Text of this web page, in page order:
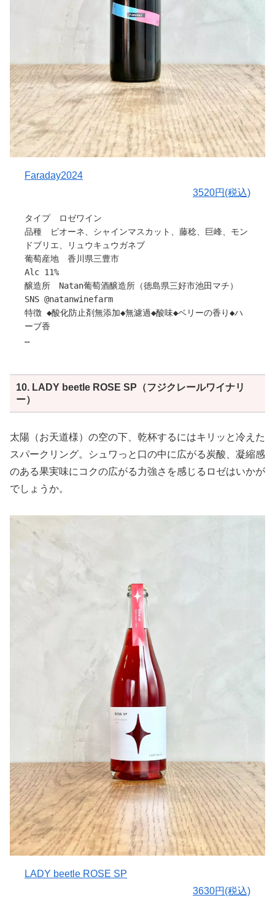
皆さまの良き日にCheers！
収穫後に除梗しダイレクトプレス、古樽でバレルファーメ
ントを実施。発酵終了後、約2ヶ月間樽熟成を行いまし
た。
Delaware
完熟前のピンクがかったデラウェアをダイレクトプレス。
解放槽で発酵後、そのまま2ヶ月半熟成。
北醇
除梗後、解放槽で10日間の自然発酵を経てプレス。その
これら3つの要素をアッサンブラージュし、ボトリングし
〇味わいについて
フレッシュなラズベリーやストロベリー、柑橘系シトラス
の爽やかな香りに、ほのかな花の余韻が広がります。シャ
ルドネの特性を活かした、淡いパールピンクの華やかな色
合いが印象的です。
スッキリとしたフルーティーな酸味と、繊細でクリーミー
な泡立ちが絶妙に調和し、黄金色にも見える淡いピンクの
可愛らしい色味が楽しさを演出します。
引用：千夢ワイナリー
Faraday2024
3520円(税込)
タイプ ロゼワイン
品種 ピオーネ、シャインマスカット、藤稔、巨峰、モン
ドブリエ、リュウキュウガネブ
葡萄産地 香川県三豊市
Alc 11%
醸造所 Natan葡萄酒醸造所（徳島県三好市池田マチ）
SNS @natanwinefarm
特徴 ◆酸化防止剤無添加◆無濾過◆酸味◆ベリーの香り◆ハ
ーブ香
心が惹きつけられます。
時間が経つにつれて、フレッシュハーブを思わせる落ち着
味わいは軽やかでありながら、温度が上がり空気に触れる
ことで、じわじわと深みと旨味が現れます。伸びやかな酸
味と心地よい苦味が、味わいに奥行きを与えています。
特に、二日目、三日目と日が経つにつれて、味わいが一体
となり、旨味がより豊かに広がり、芯の通った酸味が心地
季節に合わせて、様々な温度帯でゆったりと楽しみたい、
香川県三豊市の契約農家「白いの実ファーム」さんとのコ
瀬戸内海にほど近く広々とした地形は小高い山に囲まれ、
周辺地域が雨でもこの地域は晴れるほど日照に恵まれてま
2024はその影響がひどく、日焼けや水分不足に見舞われま
したがその分厚みと落ち着きを得ながら、優しさと沁みこ
む滋味をそのままに登場です。
〇ワインイメージ
ふんわり香る綿あめ すももの甘露煮
入り口は優しいまま 果実はたっぷりと
複雑にじんわり広がる滋味に
ほどよい渋味が心地好い
引用：Natan葡萄酒醸造所
10. LADY beetle ROSE SP（フジクレールワイナリ
ー）
太陽（お天道様）の空の下、乾杯するにはキリッと冷えた
スパークリング。シュワっと口の中に広がる炭酸、凝縮感
のある果実味にコクの広がる力強さを感じるロゼはいかが
でしょうか。
LADY beetle ROSE SP
3630円(税込)